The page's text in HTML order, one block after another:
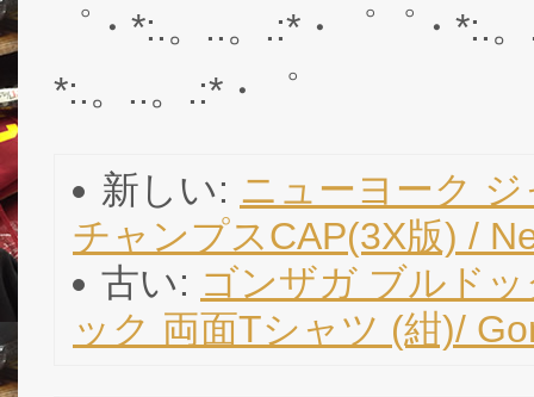
゜・*:.。..。.:*・゜゜・*:.
*:.。..。.:*・゜
新しい: ニューヨーク
チャンプスCAP(3X版) /
古い: ゴンザガ ブルド
ック 両面Tシャツ (紺)/